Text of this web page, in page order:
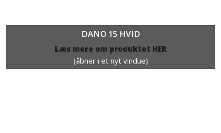
DANO 15 HVID​
Læs mere om produktet HER
(åbner i et nyt vindue)